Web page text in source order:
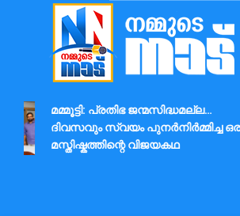
Nammude Naadu
മമ്മൂട്ടി: പ്രതിഭ ജന്മസിദ്ധമല്ല…
ദിവസവും സ്വയം പുനർനിർമ്മിച്ച ഒരു
മസ്തിഷ്കത്തിന്റെ വിജയകഥ